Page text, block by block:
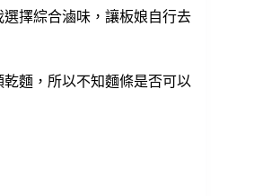
擇綜合滷味，讓板娘自行去
麵，所以不知麵條是否可以